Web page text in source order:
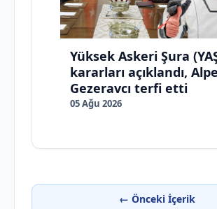
Yüksek Askeri Şura
kararları açıklandı,
Gezeravcı terfi etti
05 Ağu 2026
← Önceki İçerik